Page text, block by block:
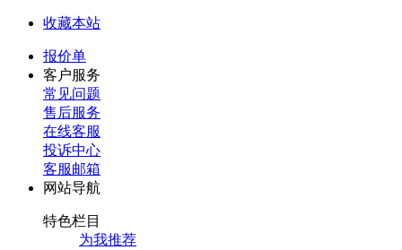
收藏本站
报价单
客户服务
常见问题
售后服务
在线客服
投诉中心
客服邮箱
网站导航
特色栏目
为我推荐